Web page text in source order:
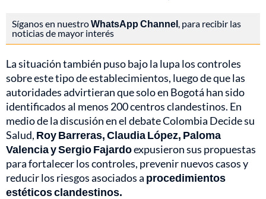
Síganos en nuestroWhatsApp Channel , para recibir las
noticias de mayor interés
La situación también puso bajo la lupa los controles
sobre este tipo de establecimientos, luego de que las
autoridades advirtieran que solo en Bogotá han sido
identificados al menos 200 centros clandestinos. En
medio de la discusión en el debate Colombia Decide su
Salud, Roy Barreras, Claudia López, Paloma
Valencia y Sergio Fajardoexpusieron sus propuestas
para fortalecer los controles, prevenir nuevos casos y
reducir los riesgos asociados a procedimientos
estéticos clandestinos.